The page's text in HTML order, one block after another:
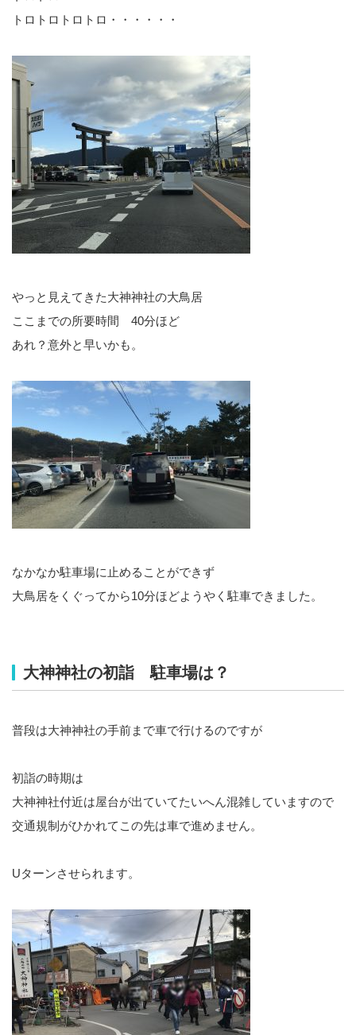
トロトロトロトロ・・・・・・
やっと見えてきた大神神社の大鳥居
ここまでの所要時間 40分ほど
あれ？意外と早いかも。
なかなか駐車場に止めることができず
大鳥居をくぐってから10分ほどようやく駐車できました。
大神神社の初詣 駐車場は？
普段は大神神社の手前まで車で行けるのですが
初詣の時期は
大神神社付近は屋台が出ていてたいへん混雑していますので
交通規制がひかれてこの先は車で進めません。
Uターンさせられます。